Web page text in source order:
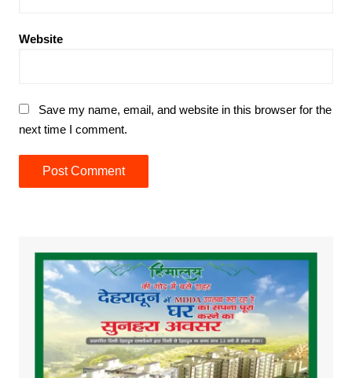
Website
Save my name, email, and website in this browser for the
next time I comment.